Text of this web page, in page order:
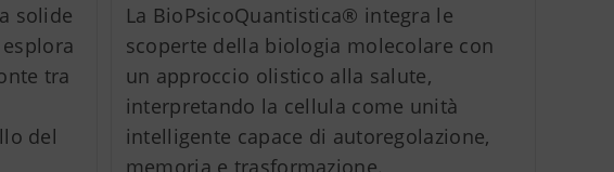
solide
tra
del
La BioPsicoQuantistica® integra le
scoperte della biologia molecolare con
un approccio olistico alla salute,
interpretando la cellula come unità
intelligente capace di autoregolazione,
memoria e trasformazione.